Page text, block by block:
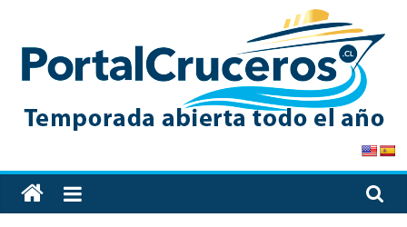
content
PortalCruceros
Toda
la